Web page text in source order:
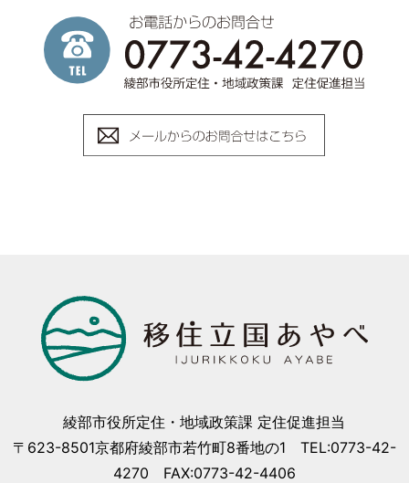
綾部市役所定住・地域政策課 定住促進担当
〒623-8501京都府綾部市若竹町8番地の1 TEL:0773-42-
4270 FAX:0773-42-4406